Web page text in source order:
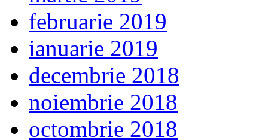
februarie 2019
ianuarie 2019
decembrie 2018
noiembrie 2018
octombrie 2018